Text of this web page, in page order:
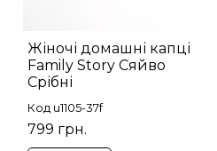
Жіночі домашні капці
Family Story Сяйво
Срібні
Код u1105-37f
799 грн.